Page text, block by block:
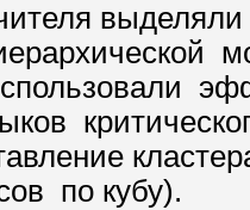
по кубу).